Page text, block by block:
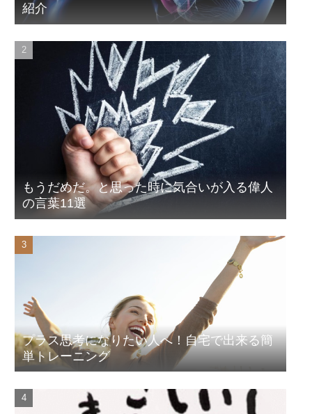
紹介
もうだめだ。と思った時に気合いが入る偉人
の言葉11選
プラス思考になりたい人へ！自宅で出来る簡
単トレーニング